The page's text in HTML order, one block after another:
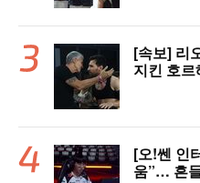
[속보] 리
지킨 호
[오!쎈 인
움”… 흔